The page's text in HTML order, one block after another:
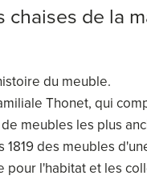
chaises de la
du meuble.
Thonet, qui
meubles les plus
1819 des meubles
pour l'habitat et les